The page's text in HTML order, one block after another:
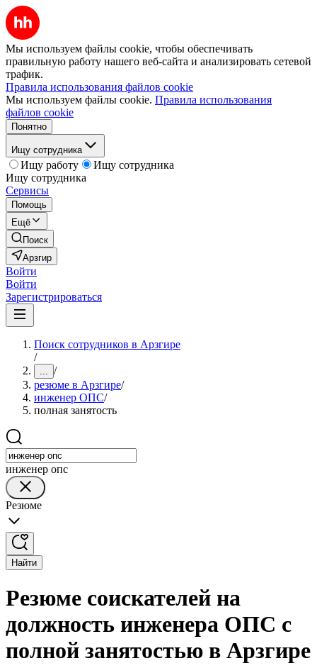
Мы используем файлы cookie, чтобы обеспечивать
правильную работу нашего веб-сайта и анализировать сетевой
трафик.
Правила использования файлов cookie
Мы используем файлы cookie. Правила использования
файлов cookie
Понятно
Ищу сотрудника
Ищу работу
Ищу сотрудника
Ищу сотрудника
Сервисы
Помощь
Ещё
Поиск
Арзгир
Войти
Войти
Зарегистрироваться
Поиск сотрудников в Арзгире
/
... /
резюме в Арзгире/
инженер ОПС/
полная занятость
инженер опс
Резюме
Найти
Резюме соискателей на
должность инженера ОПС с
полной занятостью в Арзгире